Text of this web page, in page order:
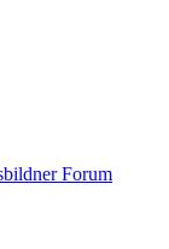
Forum